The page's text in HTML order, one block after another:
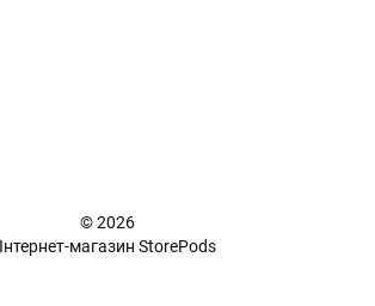
© 2026
Інтернет-магазин StorePods